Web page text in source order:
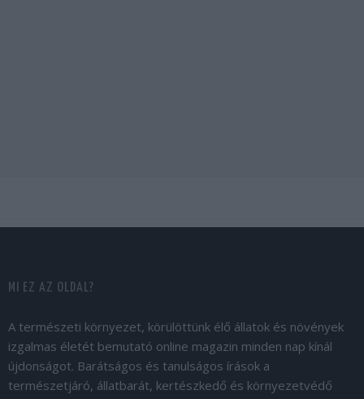
MI EZ AZ OLDAL?
A természeti környezet, körülöttünk élő állatok és növények
izgalmas életét bemutató online magazin minden nap kínál
újdonságot. Barátságos és tanulságos írások a
természetjáró, állatbarát, kertészkedő és környezetvédő